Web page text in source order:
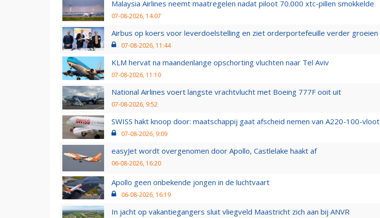
Malaysia Airlines neemt maatregelen nadat piloot 70.000 xtc-pillen smokkelde
07-08-2026, 14:07
Airbus op koers voor leverdoelstelling en ziet orderportefeuille verder groeien
07-08-2026, 11:44
KLM hervat na maandenlange opschorting vluchten naar Tel Aviv
07-08-2026, 11:10
National Airlines voert langste vrachtvlucht met Boeing 777F ooit uit
07-08-2026, 9:52
SWISS hakt knoop door: maatschappij gaat afscheid nemen van A220-100-vloot
07-08-2026, 9:09
easyJet wordt overgenomen door Apollo, Castlelake haakt af
06-08-2026, 16:20
Apollo geen onbekende jongen in de luchtvaart
06-08-2026, 16:19
In jacht op vakantiegangers sluit vliegveld Maastricht zich aan bij ANVR